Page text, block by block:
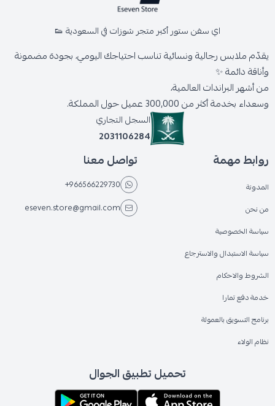
اي سفن ستور أكبر متجر شوزات في السعودية 👟
يقدّم ملابس رجالية ونسائية تناسب احتياجك اليومي، بجودة مضمونة
وأناقة دائمة ✨
من أشهر البراندات العالمية،
وسعداء بخدمة أكثر من 300,000 عميل حول المملكة.
السجل التجاري
2031106284
روابط مهمة
المدونة
من نحن
سياسة الخصوصية
سياسة الاستبدال والاسترجاع
الشروط والاحكام
خدمة دفع تمارا
برنامج التسويق بالعمولة
نظام الولاء
تواصل معنا
+966566229730
eseven.store@gmail.com
تحميل تطبيق الجوال